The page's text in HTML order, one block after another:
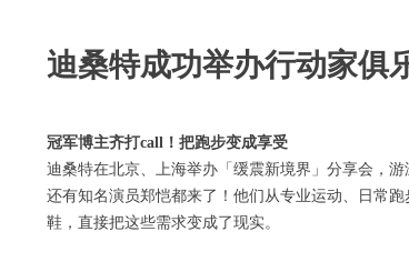
迪桑特成功举办行动家俱
冠军博主齐打call！把跑步变成享受
迪桑特在北京、上海举办「缓震新境界」分享会，游
还有知名演员郑恺都来了！他们从专业运动、日常
鞋，直接把这些需求变成了现实。